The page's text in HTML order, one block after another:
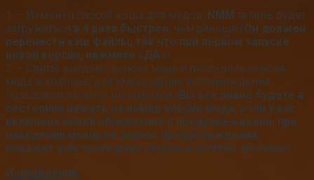
1 — Изменен способ кэша для модов, NMM теперь будет
загружаться в 4 раза быстрее, чем раньше (Он должен
перенести кэш файлы, так что при первом запуске
новой версии, нажмите «ДА»).
2 — Слиты воедино версия мода и последняя версия
мода в колонке, для уменьшения загромождения
пользовательского интерфейса (Вы все равно будете в
состоянии нажать на номер версии мода, если у вас
включена опция обновления и предупреждения, при
наведении мыши на значок предупреждения,
покажет вам последние версии в «online» режиме).
Исправления: